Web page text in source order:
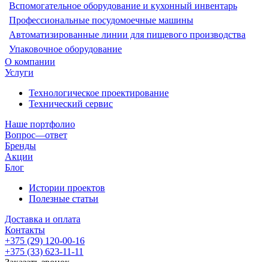
Вспомогательное оборудование и кухонный инвентарь
Профессиональные посудомоечные машины
Автоматизированные линии для пищевого производства
Упаковочное оборудование
О компании
Услуги
Технологическое проектирование
Технический сервис
Наше портфолио
Вопрос—ответ
Бренды
Акции
Блог
Истории проектов
Полезные статьи
Доставка и оплата
Контакты
+375 (29) 120-00-16
+375 (33) 623-11-11